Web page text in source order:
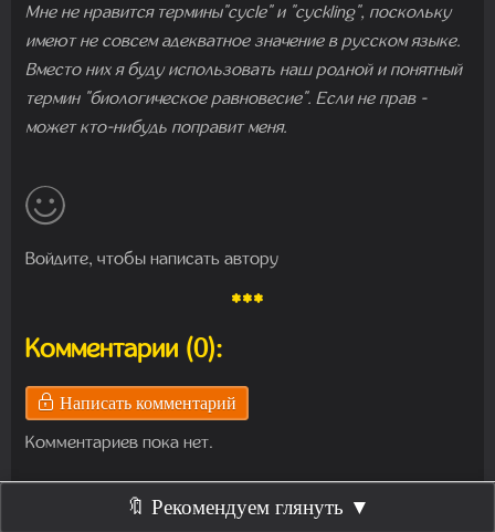
Мне не нравится термины"cycle" и "cyckling", поскольку
имеют не совсем адекватное значение в русском языке.
Вместо них я буду использовать наш родной и понятный
термин "биологическое равновесие". Если не прав -
может кто-нибудь поправит меня.
🔖 Рекомендуем глянуть ▼
Войдите, чтобы написать автору
***
Комментарии (0):
Написать комментарий
Комментариев пока нет.